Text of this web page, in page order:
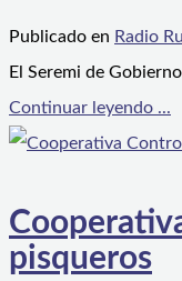
Publicado en Radio
El Seremi de
Continuar leyendo ...
pisqueros